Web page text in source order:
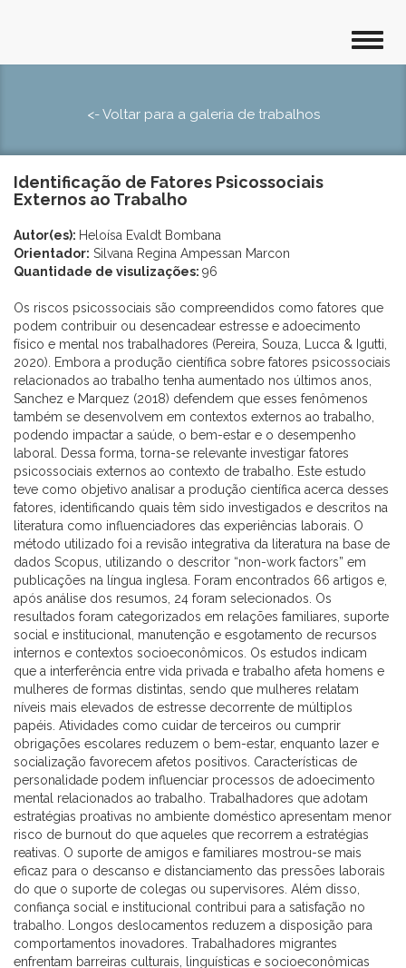
<- Voltar para a galeria de trabalhos
Identificação de Fatores Psicossociais
Externos ao Trabalho
Autor(es): Heloísa Evaldt Bombana
Orientador: Silvana Regina Ampessan Marcon
Quantidade de visulizações: 96
Os riscos psicossociais são compreendidos como fatores que
podem contribuir ou desencadear estresse e adoecimento
físico e mental nos trabalhadores (Pereira, Souza, Lucca & Igutti,
2020). Embora a produção científica sobre fatores psicossociais
relacionados ao trabalho tenha aumentado nos últimos anos,
Sanchez e Marquez (2018) defendem que esses fenômenos
também se desenvolvem em contextos externos ao trabalho,
podendo impactar a saúde, o bem-estar e o desempenho
laboral. Dessa forma, torna-se relevante investigar fatores
psicossociais externos ao contexto de trabalho. Este estudo
teve como objetivo analisar a produção científica acerca desses
fatores, identificando quais têm sido investigados e descritos na
literatura como influenciadores das experiências laborais. O
método utilizado foi a revisão integrativa da literatura na base de
dados Scopus, utilizando o descritor “non-work factors” em
publicações na língua inglesa. Foram encontrados 66 artigos e,
após análise dos resumos, 24 foram selecionados. Os
resultados foram categorizados em relações familiares, suporte
social e institucional, manutenção e esgotamento de recursos
internos e contextos socioeconômicos. Os estudos indicam
que a interferência entre vida privada e trabalho afeta homens e
mulheres de formas distintas, sendo que mulheres relatam
níveis mais elevados de estresse decorrente de múltiplos
papéis. Atividades como cuidar de terceiros ou cumprir
obrigações escolares reduzem o bem-estar, enquanto lazer e
socialização favorecem afetos positivos. Características de
personalidade podem influenciar processos de adoecimento
mental relacionados ao trabalho. Trabalhadores que adotam
estratégias proativas no ambiente doméstico apresentam menor
risco de burnout do que aqueles que recorrem a estratégias
reativas. O suporte de amigos e familiares mostrou-se mais
eficaz para o descanso e distanciamento das pressões laborais
do que o suporte de colegas ou supervisores. Além disso,
confiança social e institucional contribui para a satisfação no
trabalho. Longos deslocamentos reduzem a disposição para
comportamentos inovadores. Trabalhadores migrantes
enfrentam barreiras culturais, linguísticas e socioeconômicas